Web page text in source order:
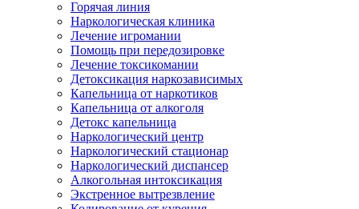
Горячая линия
Наркологическая клиника
Лечение игромании
Помощь при передозировке
Лечение токсикомании
Детоксикация наркозависимых
Капельница от наркотиков
Капельница от алкоголя
Детокс капельница
Наркологический центр
Наркологический стационар
Наркологический диспансер
Алкогольная интоксикация
Экстренное вытрезвление